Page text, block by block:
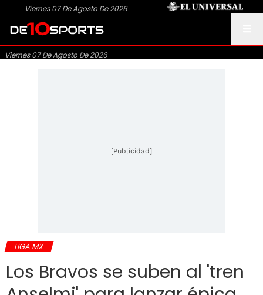
Viernes 07 De Agosto De 2026
Viernes 07 De Agosto De 2026
[Publicidad]
LIGA MX
Los Bravos se suben al 'tren